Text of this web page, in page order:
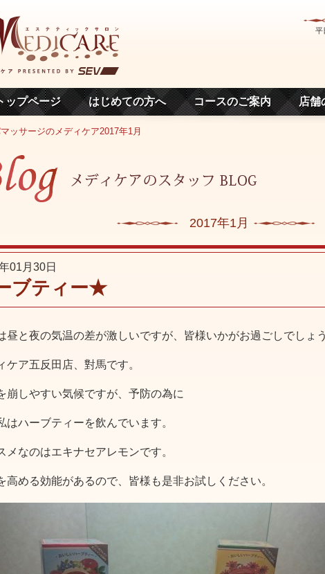
平
ップページ はじめての方へ コースのご案内 店舗
マッサージのメディケア2017年1月
2017年1月
01月30日
ブティー★
昼と夜の気温の差が激しいですが、皆様いかがお過ごしでしょう
ケア五反田店、對馬です。
崩しやすい気候ですが、予防の為に
はハーブティーを飲んでいます。
メなのはエキナセアレモンです。
高める効能があるので、皆様も是非お試しください。